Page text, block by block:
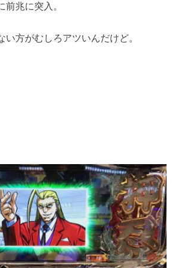
前兆に突入。
い方がむしろアツいんだけど。